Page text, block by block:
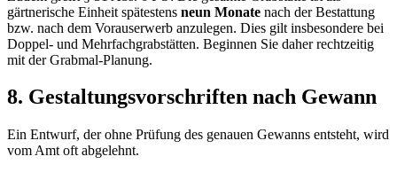
gärtnerische Einheit spätestens neun Monate nach der Bestattung
bzw. nach dem Vorauserwerb anzulegen. Dies gilt insbesondere bei
Doppel- und Mehrfachgrabstätten. Beginnen Sie daher rechtzeitig
mit der Grabmal-Planung.
8. Gestaltungsvorschriften nach Gewann
Ein Entwurf, der ohne Prüfung des genauen Gewanns entsteht, wird
vom Amt oft abgelehnt.